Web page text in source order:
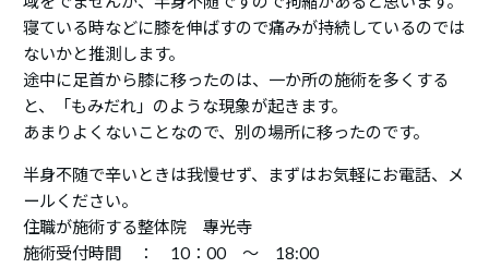
寝ている時などに膝を伸ばすので痛みが持続しているのでは
ないかと推測します。
途中に足首から膝に移ったのは、一か所の施術を多くする
と、「もみだれ」のような現象が起きます。
あまりよくないことなので、別の場所に移ったのです。
半身不随で辛いときは我慢せず、まずはお気軽にお電話、メ
ールください。
住職が施術する整体院 專光寺
施術受付時間 ： 10：00 ～ 18:00